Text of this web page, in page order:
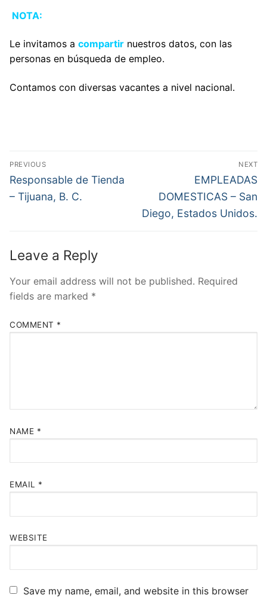
NOTA:
Le invitamos a compartir nuestros datos, con las
personas en búsqueda de empleo.
Contamos con diversas vacantes a nivel nacional.
Post
navigation
PREVIOUS
Previous
post:
Responsable de Tienda
– Tijuana, B. C.
NEXT
Next
post:
EMPLEADAS
DOMESTICAS – San
Diego, Estados Unidos.
Leave a Reply
Your email address will not be published. Required
fields are marked *
COMMENT *
NAME *
EMAIL *
WEBSITE
Save my name, email, and website in this browser